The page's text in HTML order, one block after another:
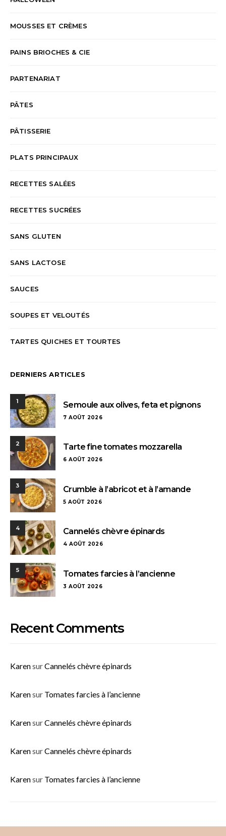
MOUSSES ET CRÈMES
PAINS BRIOCHES & CIE
PARTENARIAT
PÂTES
PÂTISSERIE
PLATS PRINCIPAUX
RECETTES SALÉES
RECETTES SUCRÉES
SANS GLUTEN
SANS LACTOSE
SAUCES
SOUPES ET VELOUTÉS
TARTES QUICHES ET TOURTES
DERNIERS ARTICLES
1 Semoule aux olives, feta et pignons
7 AOÛT 2026
2 Tarte fine tomates mozzarella
6 AOÛT 2026
3 Crumble à l’abricot et à l’amande
5 AOÛT 2026
4 Cannelés chèvre épinards
4 AOÛT 2026
5 Tomates farcies à l’ancienne
3 AOÛT 2026
Recent Comments
KarensurCannelés chèvre épinards
Karensur Tomates farcies à l’ancienne
KarensurCannelés chèvre épinards
KarensurCannelés chèvre épinards
Karensur Tomates farcies à l’ancienne